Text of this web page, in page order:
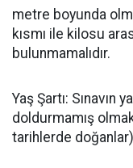
metre boyunda
kısmı ile kilosu
bulunmamalıdır.
​Yaş Şartı: Sınavın
doldurmamış
tarihlerde